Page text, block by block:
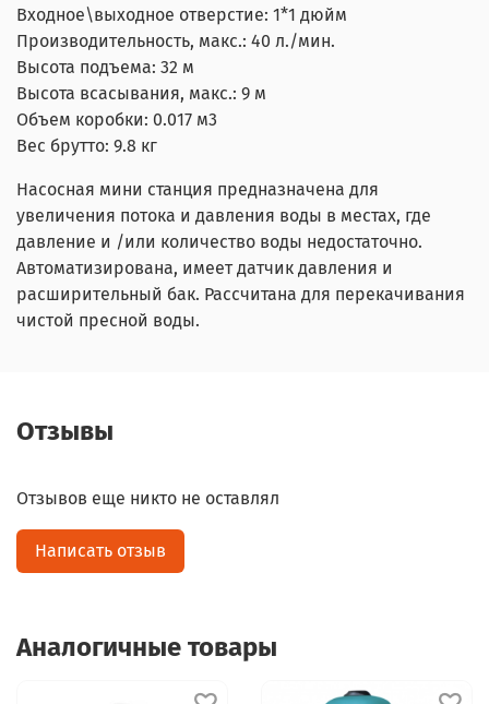
Входное\выходное отверстие: 1*1 дюйм
Производительность, макс.: 40 л./мин.
Высота подъема: 32 м
Высота всасывания, макс.: 9 м
Объем коробки: 0.017 м3
Вес брутто: 9.8 кг
Насосная мини станция предназначена для
увеличения потока и давления воды в местах, где
давление и /или количество воды недостаточно.
Автоматизирована, имеет датчик давления и
расширительный бак. Рассчитана для перекачивания
чистой пресной воды.
Отзывы
Отзывов еще никто не оставлял
Написать отзыв
Аналогичные товары